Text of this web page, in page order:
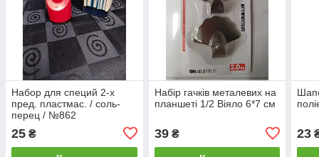
Набор для специй 2-х
пред. пластмас. / соль-
перец / №862
25 ₴
Набір гачків металевих на
планшеті 1/2 Віяло 6*7 см
39₴ 23